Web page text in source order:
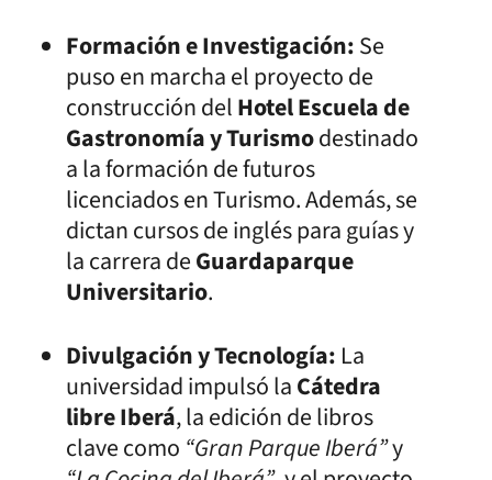
Formación e Investigación:Se
puso en marcha el proyecto de
construcción delHotel Escuela de
Gastronomía y Turismodestinado
a la formación de futuros
licenciados en Turismo. Además, se
dictan cursos de inglés para guías y
la carrera deGuardaparque
Universitario.
Divulgación y Tecnología: La
universidad impulsó laCátedra
libre Iberá, la edición de libros
clave como “Gran Parque Iberá”y